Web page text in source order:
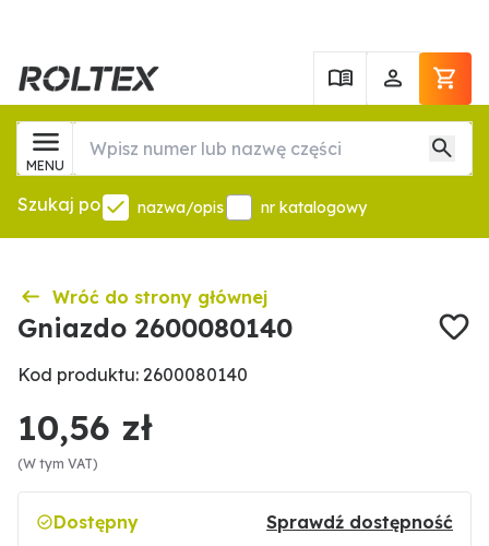
MENU
Szukaj po nazwa/opis nr katalogowy
Wróć do strony głównej
Gniazdo 2600080140
Kod produktu: 2600080140
10,56 zł
(W tym VAT)
Dostępny Sprawdź dostępność